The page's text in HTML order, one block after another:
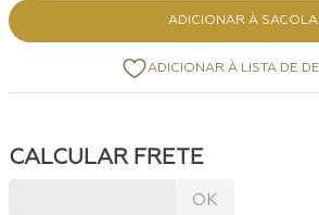
ADICIONAR À SACOLA